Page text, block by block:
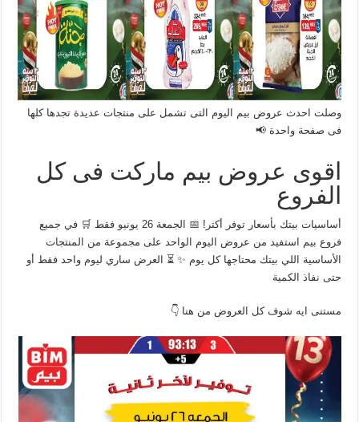
وصلت احدث عروض بيم اليوم التى تشمل على منتجات عديدة تجدها كلها
فى صفحة واحدة 📢
اقوى عروض بيم ماركت فى كل
الفروع
أساسيات بيتك بأسعار توفر أكتر! 📅 الجمعة 26 يونيو فقط 🛒 في جميع
فروع بيم استفيد من عروض اليوم الواحد على مجموعة من المنتجات
الأساسية اللي بيتك محتاجها كل يوم ✨ ⏳ العرض ساري ليوم واحد فقط أو
حتى نفاذ الكمية
مستنى ايه شوف كل العروض من هنا 👇